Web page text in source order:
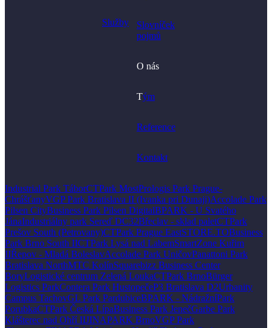
Služby
Slovníček
pojmů
O nás
Tým
Reference
Kontakt
Industrial Park TáborCTPark MostPrologis Park Prague-
ChrášťanyVGP Park Bratislava II (Ivanka pri Dunaji)Accolade Park
Pilsen CityBusiness Park Pilsen DigitalBPARK - U Svatého
JánaIndustriálny park Sereď DC32Břeclav - sklad paletCTPark
Prešov South (Petrovany)CTPark Prague EastSTORE.TOBusiness
Park Brno South IICTPark Lysá nad LabemSmartZone Kuřim
IIŘepov - Mladá BoleslavAccolade Park UničovPanattoni Park
Bratislava NorthMTC KolínSquarebizz Business Center
BoryLogistické centrum Zelená LoukaCTPark BrnoBürger
Logistics ParkContera Park HustopečeP3 Bratislava D2Urbanity
Campus TachovGL Park PardubiceBPARK - NádražníPark
PorubkaCTPark Česká LípaBusiness Park JenečGarbe Park
Klášterec nad Ohří IIJINAPARK BrnoVGP Park